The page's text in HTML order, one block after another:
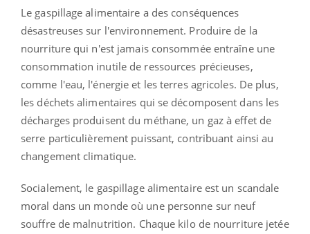
Le gaspillage alimentaire a des conséquences
désastreuses sur l'environnement. Produire de la
nourriture qui n'est jamais consommée entraîne une
consommation inutile de ressources précieuses,
comme l'eau, l'énergie et les terres agricoles. De plus,
les déchets alimentaires qui se décomposent dans les
décharges produisent du méthane, un gaz à effet de
serre particulièrement puissant, contribuant ainsi au
changement climatique.
Socialement, le gaspillage alimentaire est un scandale
moral dans un monde où une personne sur neuf
souffre de malnutrition. Chaque kilo de nourriture jetée